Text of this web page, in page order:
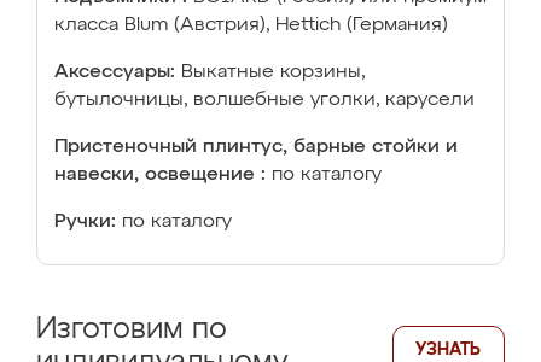
класса Blum (Австрия), Hettich (Германия)
Аксессуары: Выкатные корзины,
бутылочницы, волшебные уголки, карусели
Пристеночный плинтус, барные стойки и
навески, освещение : по каталогу
Ручки: по каталогу
Изготовим по
УЗНАТЬ